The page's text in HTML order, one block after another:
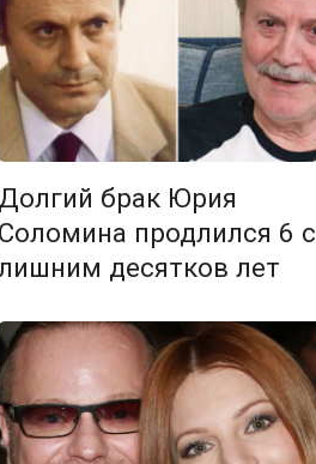
Долгий брак Юрия
Соломина продлился 6 с
десятков лет